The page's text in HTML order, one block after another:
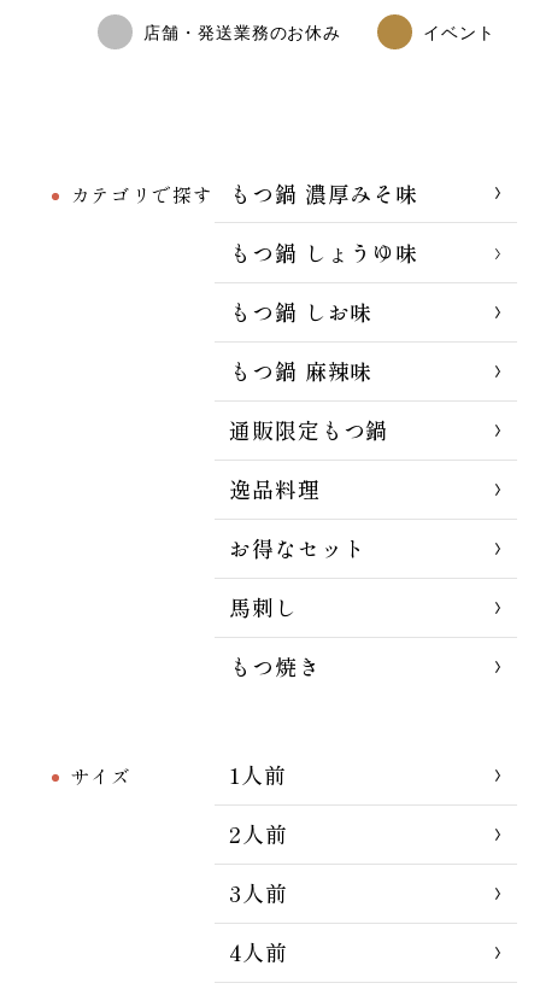
カテゴリで探す
もつ鍋 濃厚みそ味
もつ鍋 しょうゆ味
もつ鍋 しお味
もつ鍋 麻辣味
通販限定もつ鍋
逸品料理
お得なセット
馬刺し
もつ焼き
サイズ
1人前
2人前
3人前
4人前
店舗・発送業務のお休み イベント